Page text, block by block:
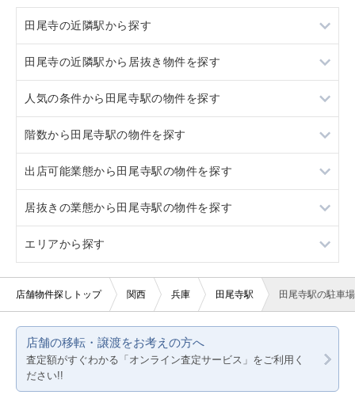
田尾寺の近隣駅から探す
二郎
岡場
道場南口
五社
田尾寺の近隣駅から居抜き物件を探す
二郎
岡場
道場南口
五社
人気の条件から田尾寺駅の物件を探す
居抜き
スケルトン
ロードサイド物件
駐車場あり
看板取り付け可
賃料10万円以下
賃料20万円以下
階数から田尾寺駅の物件を探す
1階
2階
3階以上
出店可能業態から田尾寺駅の物件を探す
重飲食
軽飲食
バー・クラブ
サロン（マッサージ・エステ・ネイルなど）
医療・歯科・クリニック
居抜きの業態から田尾寺駅の物件を探す
カラオケ・パブ・スナック
その他店舗物件
エリアから探す
大阪
兵庫
店舗物件探しトップ 関西 兵庫 田尾寺駅 田尾寺駅の駐車
店舗の移転・譲渡をお考えの方へ
査定額がすぐわかる「オンライン査定サービス」をご利用く
ださい!!